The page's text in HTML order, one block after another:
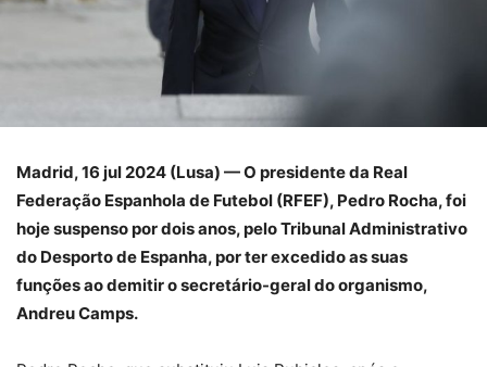
Madrid, 16 jul 2024 (Lusa) — O presidente da Real
Federação Espanhola de Futebol (RFEF), Pedro Rocha, foi
hoje suspenso por dois anos, pelo Tribunal Administrativo
do Desporto de Espanha, por ter excedido as suas
funções ao demitir o secretário-geral do organismo,
Andreu Camps.